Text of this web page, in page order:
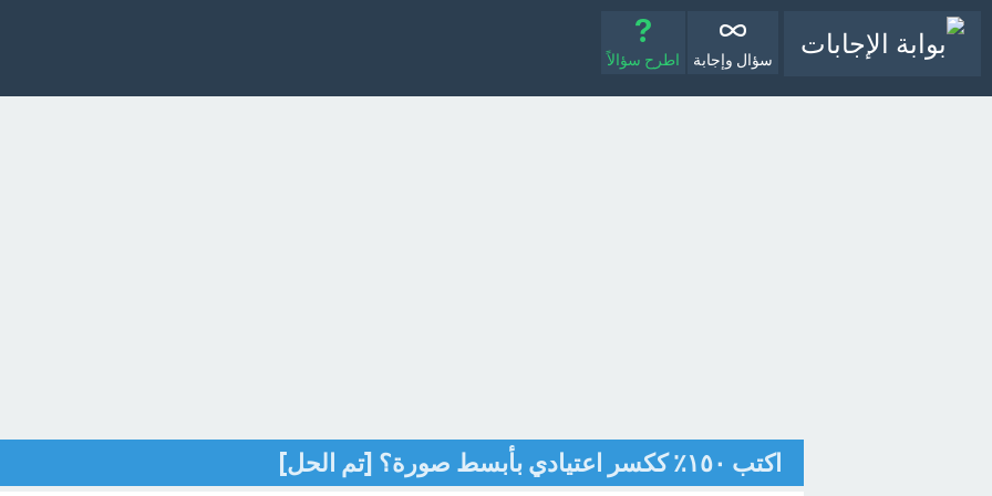
سؤال وإجابة اطرح سؤالاً
اكتب ١٥٠٪ ككسر اعتيادي بأبسط صورة؟ [تم الحل]